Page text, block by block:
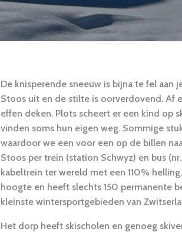
De knisperende sneeuw is bijna te fel
Stoos uit en de stilte is oorverdovend. Af
effen deken. Plots scheert er een kind op
vinden soms hun eigen weg. Sommige
waardoor we een voor een op de billen
Stoos per trein (station Schwyz) en bus
kabeltrein ter wereld met een 110%
hoogte en heeft slechts 150 permanente
kleinste wintersportgebieden van
Het dorp heeft skischolen en genoeg